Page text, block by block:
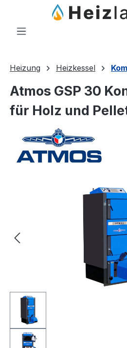
Zum Hauptinhalt springen
Heizung Heizkessel
Atmos GSP 30
für Holz und
Bildergalerie überspringen